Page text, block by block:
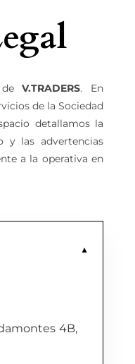
deV.TRADERS. En
de la Sociedad
detallamos la
y las advertencias
a la operativa en
▼
4B,